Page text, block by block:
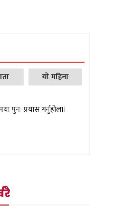
यो महिना
पुन: प्रयास गर्नुहोला।